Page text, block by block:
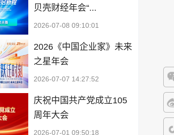
微
微
贝壳财经年会“...
2026-07-08 09:10:01
2026《中国企业家》未来
之星年会
2026-07-07 14:27:52
庆祝中国共产党成立105
周年大会
2026-07-01 09:50:18